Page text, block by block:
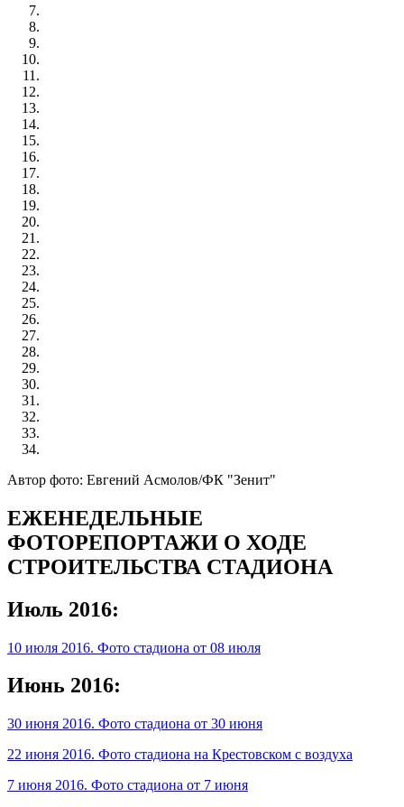
Автор фото: Евгений Асмолов/ФК "Зенит"
ЕЖЕНЕДЕЛЬНЫЕ
ФОТОРЕПОРТАЖИ О ХОДЕ
СТРОИТЕЛЬСТВА СТАДИОНА
Июль 2016:
10 июля 2016. Фото стадиона от 08 июля
Июнь 2016:
30 июня 2016. Фото стадиона от 30 июня
22 июня 2016. Фото стадиона на Крестовском с воздуха
7 июня 2016. Фото стадиона от 7 июня